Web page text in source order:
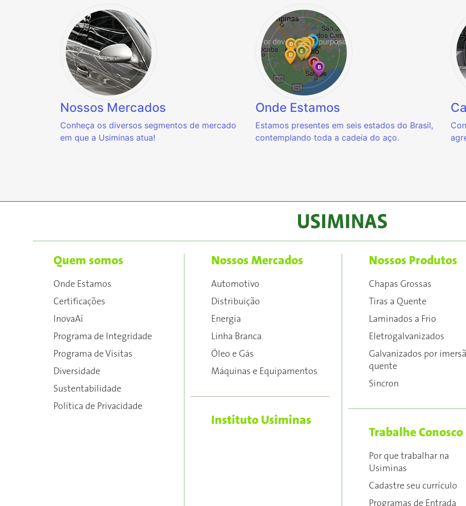
Nossos Mercados
Conheça os diversos segmentos de mercado
em que a Usiminas atua!
Onde Estamos
Estamos presentes em seis estados do Brasil,
contemplando toda a cadeia do aço.
Quem somos
Onde Estamos
Certificações
InovaAí
Programa de Integridade
Programa de Visitas
Diversidade
Sustentabilidade
Política de Privacidade
Nossos Mercados
Automotivo
Distribuição
Energia
Linha Branca
Óleo e Gás
Máquinas e Equipamentos
Instituto Usiminas
Nossos Produtos
Chapas Grossas
Tiras a Quente
Laminados a Frio
Eletrogalvanizados
Galvanizados por
quente
Sincron
Trabalhe Conosco
Por que trabalhar na
Usiminas
Cadastre seu currículo
Programas de Entrada